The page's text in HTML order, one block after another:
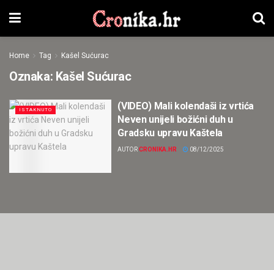
Home Tag Kašel Sućurac
Oznaka: Kašel Sućurac
ISTAKNUTO
(VIDEO) Mali kolendaši iz vrtića
Neven unijeli božićni duh u
Gradsku upravu Kaštela
AUTORCRONIKA.HR 08/12/2025